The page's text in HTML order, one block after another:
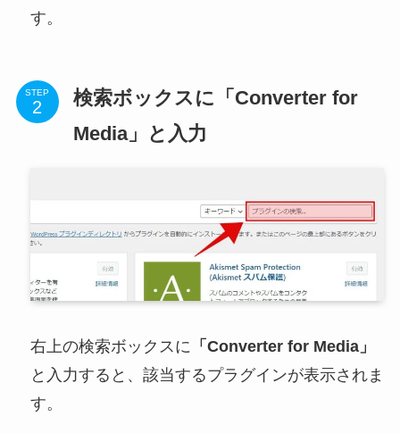
す。
STEP
検索ボックスに「Converter for
Media」と入力
右上の検索ボックスに 「Converter for Media」
と入力すると、該当するプラグインが表示されま
す。